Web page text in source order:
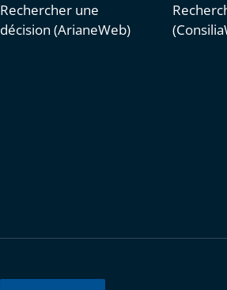
Rechercher une
décision (ArianeWeb)